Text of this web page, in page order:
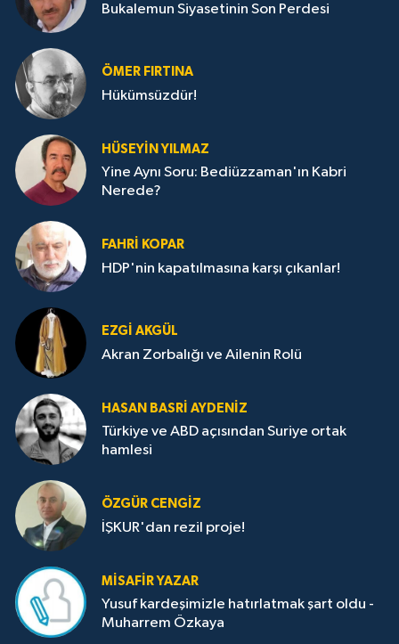
Bukalemun Siyasetinin Son Perdesi
ÖMER FIRTINA
Hükümsüzdür!
HÜSEYIN YILMAZ
Yine Aynı Soru: Bediüzzaman'ın Kabri
Nerede?
FAHRI KOPAR
HDP'nin kapatılmasına karşı çıkanlar!
EZGI AKGÜL
Akran Zorbalığı ve Ailenin Rolü
HASAN BASRI AYDENIZ
Türkiye ve ABD açısından Suriye ortak
hamlesi
ÖZGÜR CENGIZ
İŞKUR'dan rezil proje!
MISAFIR YAZAR
Yusuf kardeşimizle hatırlatmak şart oldu -
Muharrem Özkaya